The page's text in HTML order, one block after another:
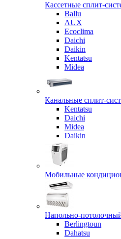
Кассетные сплит-
Ballu
AUX
Ecoclima
Daichi
Daikin
Kentatsu
Midea
Канальные сплит-
Kentatsu
Daichi
Midea
Daikin
Мобильные
Напольно-
Berlingtoun
Dahatsu